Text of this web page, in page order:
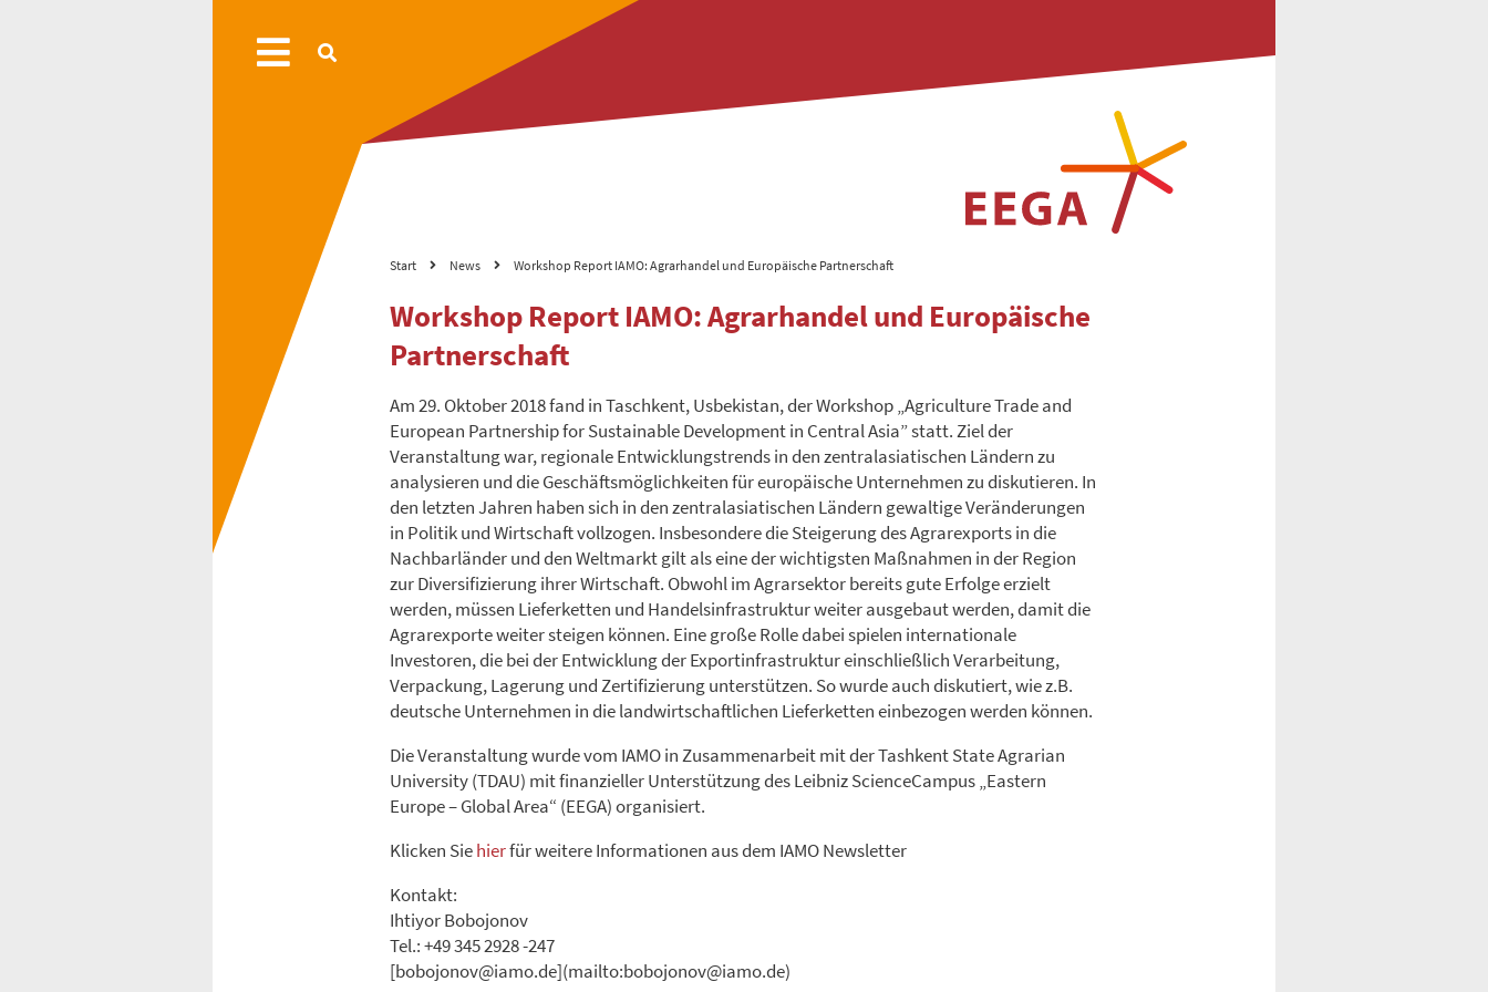
Start News Workshop Report IAMO: Agrarhandel und Europäische Partnerschaft
Workshop Report IAMO: Agrarhandel und Europäische
Partnerschaft
Am 29. Oktober 2018 fand in Taschkent, Usbekistan, der Workshop „Agriculture Trade and
European Partnership for Sustainable Development in Central Asia” statt. Ziel der
Veranstaltung war, regionale Entwicklungstrends in den zentralasiatischen Ländern zu
analysieren und die Geschäftsmöglichkeiten für europäische Unternehmen zu diskutieren. In
den letzten Jahren haben sich in den zentralasiatischen Ländern gewaltige Veränderungen
in Politik und Wirtschaft vollzogen. Insbesondere die Steigerung des Agrarexports in die
Nachbarländer und den Weltmarkt gilt als eine der wichtigsten Maßnahmen in der Region
zur Diversifizierung ihrer Wirtschaft. Obwohl im Agrarsektor bereits gute Erfolge erzielt
werden, müssen Lieferketten und Handelsinfrastruktur weiter ausgebaut werden, damit die
Agrarexporte weiter steigen können. Eine große Rolle dabei spielen internationale
Investoren, die bei der Entwicklung der Exportinfrastruktur einschließlich Verarbeitung,
Verpackung, Lagerung und Zertifizierung unterstützen. So wurde auch diskutiert, wie z.B.
deutsche Unternehmen in die landwirtschaftlichen Lieferketten einbezogen werden können.
Die Veranstaltung wurde vom IAMO in Zusammenarbeit mit der Tashkent State Agrarian
University (TDAU) mit finanzieller Unterstützung des Leibniz ScienceCampus „Eastern
Europe – Global Area“ (EEGA) organisiert.
Klicken Siehierfür weitere Informationen aus dem IAMO Newsletter
Kontakt:
Ihtiyor Bobojonov
Tel.: +49 345 2928 -247
[bobojonov@iamo.de](mailto:bobojonov@iamo.de)